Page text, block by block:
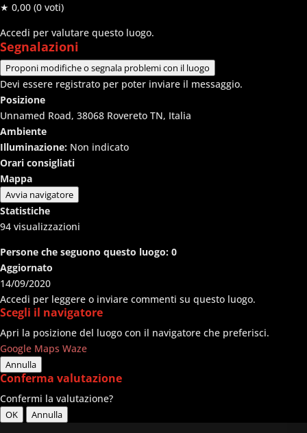
★ 0,00 (0 voti)
Accedi per valutare questo luogo.
Segnalazioni
Proponi modifiche o segnala problemi con il luogo
Devi essere registrato per poter inviare il messaggio.
Posizione
Unnamed Road, 38068 Rovereto TN, Italia
Ambiente
Illuminazione: Non indicato
Orari consigliati
Mappa
Avvia navigatore
Statistiche
94 visualizzazioni
Persone che seguono questo luogo: 0
Aggiornato
14/09/2020
Accedi per leggere o inviare commenti su questo luogo.
Scegli il navigatore
Apri la posizione del luogo con il navigatore che preferisci.
Google Maps Waze
Annulla
Conferma valutazione
Confermi la valutazione?
OK Annulla